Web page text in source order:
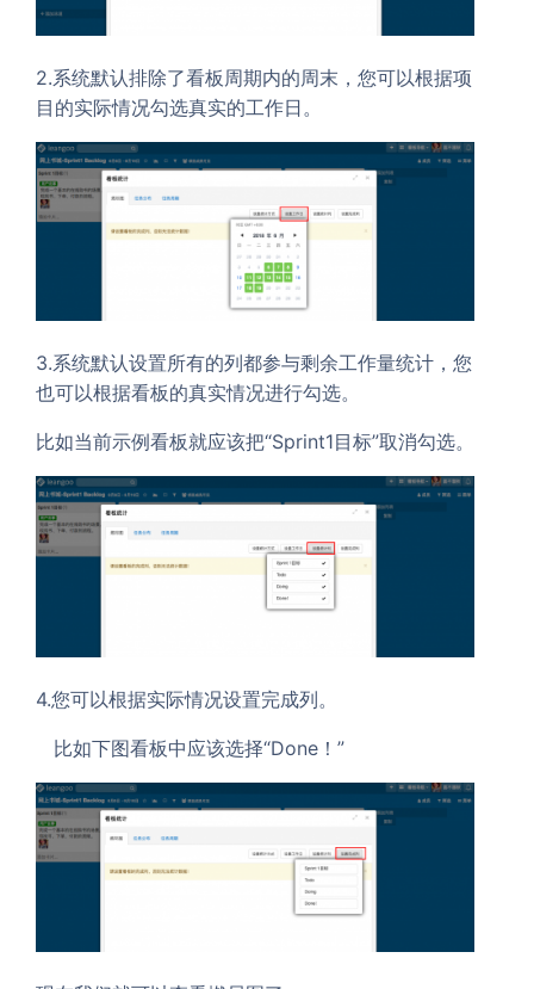
2.系统默认排除了看板周期内的周末，您可以根据项
目的实际情况勾选真实的工作日。
3.系统默认设置所有的列都参与剩余工作量统计，您
也可以根据看板的真实情况进行勾选。
比如当前示例看板就应该把“Sprint1目标”取消勾选。
4.您可以根据实际情况设置完成列。
比如下图看板中应该选择“Done！”